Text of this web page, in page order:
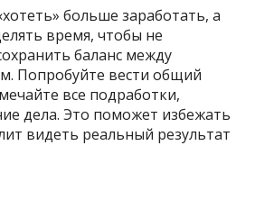
больше заработать, а
время, чтобы не
баланс между
Попробуйте вести общий
все подработки,
дела. Это поможет избежать
видеть реальный результат